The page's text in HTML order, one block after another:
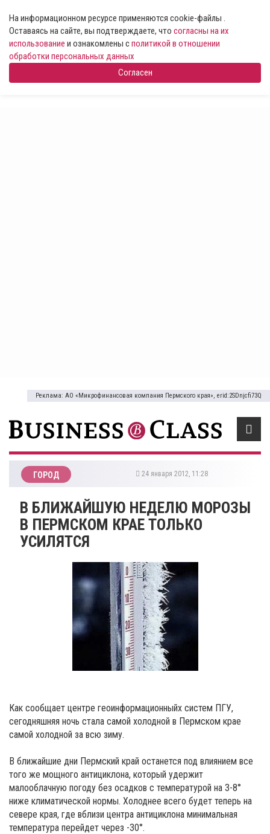
На информационном ресурсе применяются cookie-файлы .
Оставаясь на сайте, вы подтверждаете, что согласны на их
использование и ознакомлены сполитикой в отношении
обработки персональных данных
Согласен
Реклама: АО «Микрофинансовая компания Пермского края», erid:2SDnjcfi73Q
ГОРОД 24 января 2012, 11:28
В БЛИЖАЙШУЮ НЕДЕЛЮ МОРОЗЫ
В ПЕРМСКОМ КРАЕ ТОЛЬКО
УСИЛЯТСЯ
Как сообщает центре геоинформационныйх систем ПГУ,
сегодняшняя ночь стала самой холодной в Пермском крае
самой холодной за всю зиму.
В ближайшие дни Пермский край останется под влиянием все
того же мощного антициклона, который удержит
малооблачную погоду без осадков с температурой на 3-8°
ниже климатической нормы. Холоднее всего будет теперь на
севере края, где вблизи центра антициклона минимальная
температура перейдет через -30°.